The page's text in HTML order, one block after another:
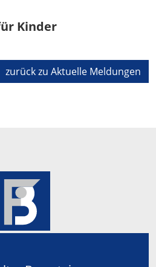
Kinder
zurück zu Aktuelle Meldungen